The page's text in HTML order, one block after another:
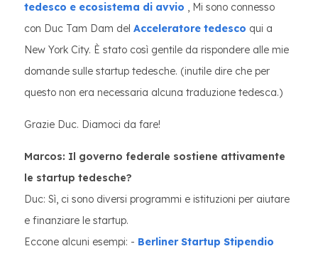
tedesco e ecosistema di avvio , Mi sono connesso
con Duc Tam Dam del Acceleratore tedesco qui a
New York City. È stato così gentile da rispondere alle mie
domande sulle startup tedesche. (inutile dire che per
questo non era necessaria alcuna traduzione tedesca.)
Grazie Duc. Diamoci da fare!
Marcos: Il governo federale sostiene attivamente
le startup tedesche?
Duc: Sì, ci sono diversi programmi e istituzioni per aiutare
e finanziare le startup.
Eccone alcuni esempi: - Berliner Startup Stipendio